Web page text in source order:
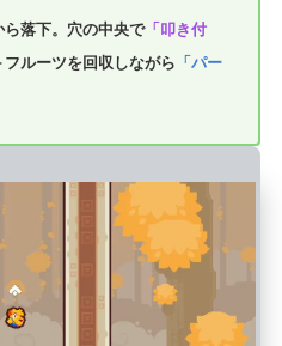
ら落下。穴の中央で「叩き付
ルーツを回収しながら 「パー